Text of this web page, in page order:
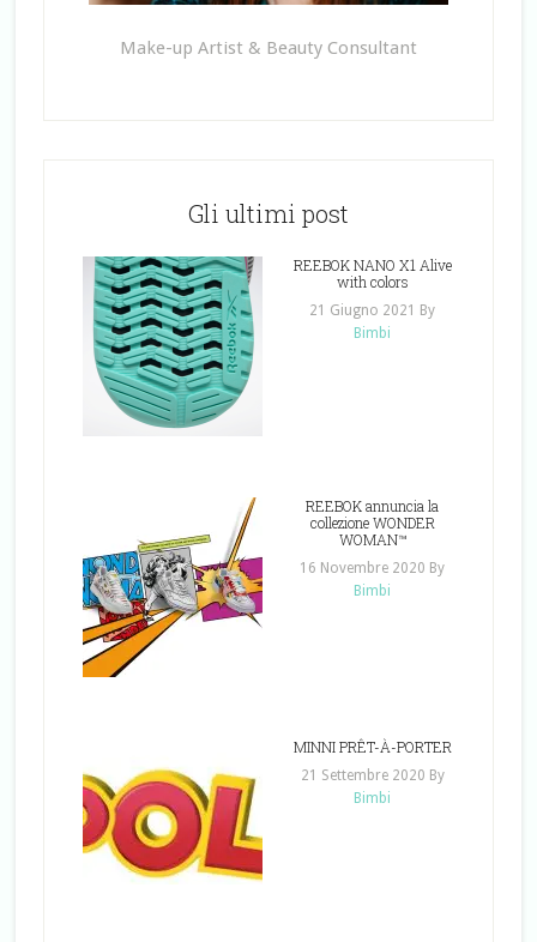
Make-up Artist & Beauty Consultant
Gli ultimi post
REEBOK NANO X1 Alive
with colors
21 Giugno 2021 By
Bimbi
REEBOK annuncia la
collezione WONDER
WOMAN™
16 Novembre 2020 By
Bimbi
MINNI PRÊT-À-PORTER
21 Settembre 2020 By
Bimbi